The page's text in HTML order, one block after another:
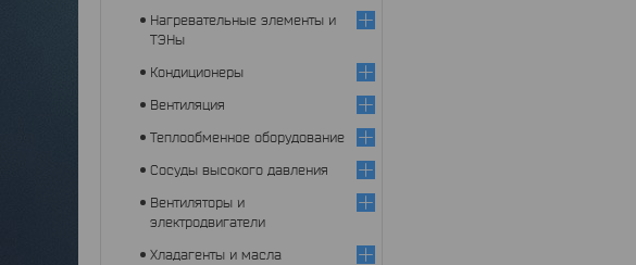
Нагревательные элементы и
ТЭНы
Кондиционеры
Вентиляция
Теплообменное оборудование
Сосуды высокого давления
Вентиляторы и
электродвигатели
Хладагенты и масла